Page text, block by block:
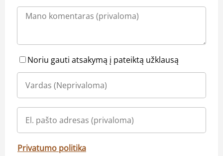
Noriu gauti atsakymą į pateiktą užklausą
Privatumo politika